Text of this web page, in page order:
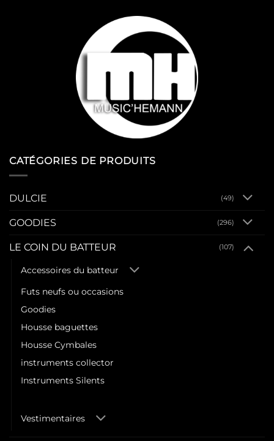
CATÉGORIES DE PRODUITS
DULCIE (49)
GOODIES (296)
LE COIN DU BATTEUR (107)
Accessoires du batteur
Futs neufs ou occasions
Goodies
Housse baguettes
Housse Cymbales
instruments collector
Instruments Silents
Vestimentaires